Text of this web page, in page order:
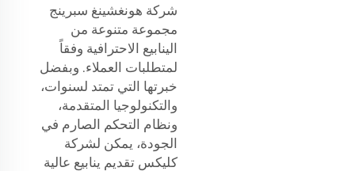
شركة هونغشينغ سبرينج
مجموعة متنوعة من
الينابيع الاحترافية وفقاً
لمتطلبات العملاء. وبفضل
خبرتها التي تمتد لسنوات،
والتكنولوجيا المتقدمة،
ونظام التحكم الصارم في
الجودة، يمكن لشركة
كليكس تقديم ينابيع عالية